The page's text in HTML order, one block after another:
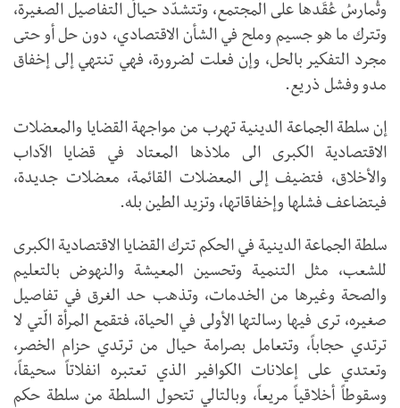
وتُمارسُ عُقَدها على المجتمع، وتتشدّد حيالَ التفاصيل الصغيرة،
وتترك ما هو جسيم وملح في الشأن الاقتصادي، دون حل أو حتى
مجرد التفكير بالحل، وإن فعلت لضرورة، فهي تنتهي إلى إخفاق
مدو وفشل ذريع.
إن سلطة الجماعة الدينية تهرب من مواجهة القضايا والمعضلات
الاقتصادية الكبرى الى ملاذها المعتاد في قضايا الآداب
والأخلاق، فتضيف إلى المعضلات القائمة، معضلات جديدة،
فيتضاعف فشلها وإخفاقاتها، وتزيد الطين بله.
سلطة الجماعة الدينية في الحكم تترك القضايا الاقتصادية الكبرى
للشعب، مثل التنمية وتحسين المعيشة والنهوض بالتعليم
والصحة وغيرها من الخدمات، وتذهب حد الغرق في تفاصيل
صغيره، ترى فيها رسالتها الأولى في الحياة، فتقمع المرأة الّتي لا
ترتدي حجاباً، وتتعامل بصرامة حيال من ترتدي حزام الخصر،
وتعتدي على إعلانات الكوافير الذي تعتبره انفلاتاً سحيقاً،
وسقوطاً أخلاقياً مريعاً، وبالتالي تتحول السلطة من سلطة حكم